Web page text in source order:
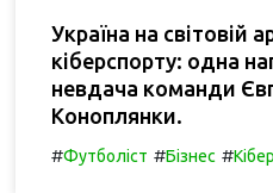
Україна на світовій
кіберспорту: одна
невдача команди
Коноплянки.
#Футболіст #Бізнес #